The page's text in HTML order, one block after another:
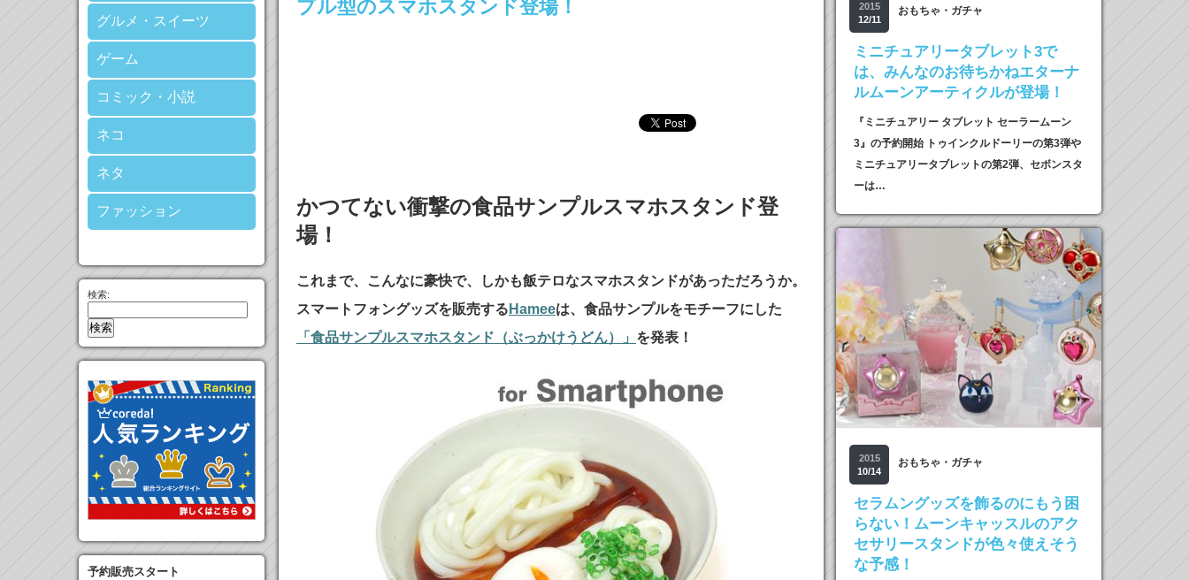
グルメ・スイーツ
ゲーム
コミック・小説
ネコ
ネタ
ファッション
検索:
予約販売スタート
プル型のスマホスタンド登場！
かつてない衝撃の食品サンプルスマホスタンド登
場！
これまで、こんなに豪快で、しかも飯テロなスマホスタンドがあっただろうか。
スマートフォングッズを販売する Hameeは、食品サンプルをモチーフにした
「食品サンプルスマホスタンド（ぶっかけうどん）」 を発表！
2015
12/11
おもちゃ・ガチャ
ミニチュアリータブレット3で
は、みんなのお待ちかねエターナ
ルムーンアーティクルが登場！
『ミニチュアリー タブレット セーラームーン
3』の予約開始 トゥインクルドーリーの第3弾や
ミニチュアリータブレットの第2弾、セボンスタ
ーは…
2015
10/14
おもちゃ・ガチャ
セラムングッズを飾るのにもう困
らない！ムーンキャッスルのアク
セサリースタンドが色々使えそう
な予感！